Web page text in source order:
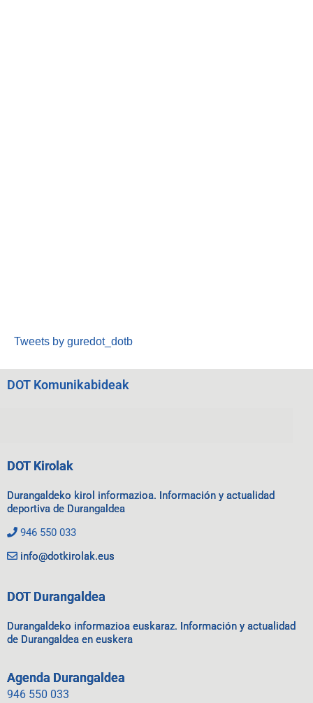
Tweets by guredot_dotb
DOT Komunikabideak
DOT Kirolak
Durangaldeko kirol informazioa. Información y actualidad
deportiva de Durangaldea
946 550 033
info@dotkirolak.eus
DOT Durangaldea
Durangaldeko informazioa euskaraz. Información y actualidad
de Durangaldea en euskera
Agenda Durangaldea
946 550 033